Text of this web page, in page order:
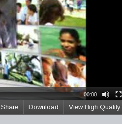
00:00
View High Quality
Download
Share